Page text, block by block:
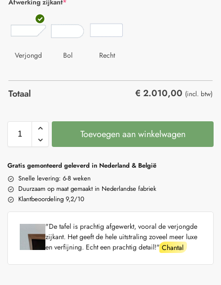
Afwerking zijkant*
Verjongd Bol Recht
Totaal € 2.010,00 (incl. btw)
Toevoegen aan winkelwagen
Gratis gemonteerd geleverd in Nederland & België
Snelle levering: 6-8 weken
Duurzaam op maat gemaakt in Nederlandse fabriek
Klantbeoordeling 9,2/10
"De tafel is prachtig afgewerkt, vooral de verjongde
zijkant. Het geeft de hele uitstraling zoveel meer luxe
en verfijning. Echt een prachtig detail!"Chantal